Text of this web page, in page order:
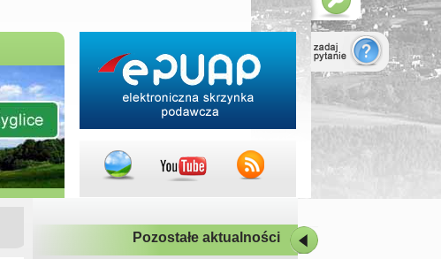
Pozostałe aktualności